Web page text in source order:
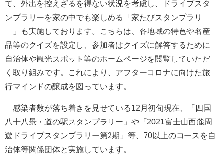
て、外出を控えざるを得ない状況を考慮し、ドライブスタ
ンプラリーを家の中でも楽しめる「家たびスタンプラリ
ー」も実施しております。こちらは、各地域の特色や名産
品等のクイズを設定し、参加者はクイズに解答するために
自治体や観光スポット等のホームページを閲覧していただ
く取り組みです。これにより、アフターコロナに向けた旅
行マインドの醸成を図っています。
感染者数が落ち着きを見せている12月初旬現在、「四国
八十八景・道の駅スタンプラリー」や「2021富士山西麓周
遊ドライブスタンプラリー第2期」等、70以上のコースを自
治体等関係団体と実施しています。